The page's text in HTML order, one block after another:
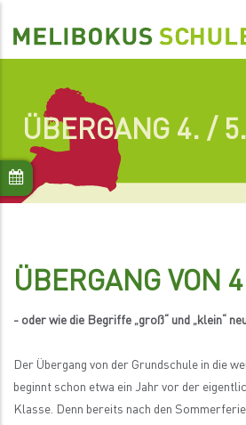
zum
ÜBERGANG 4. /
ÜBERGANG VON
- oder wie die Begriffe „groß“ und „klein“
Der Übergang von der Grundschule in die
beginnt schon etwa ein Jahr vor der
Klasse. Denn bereits nach den